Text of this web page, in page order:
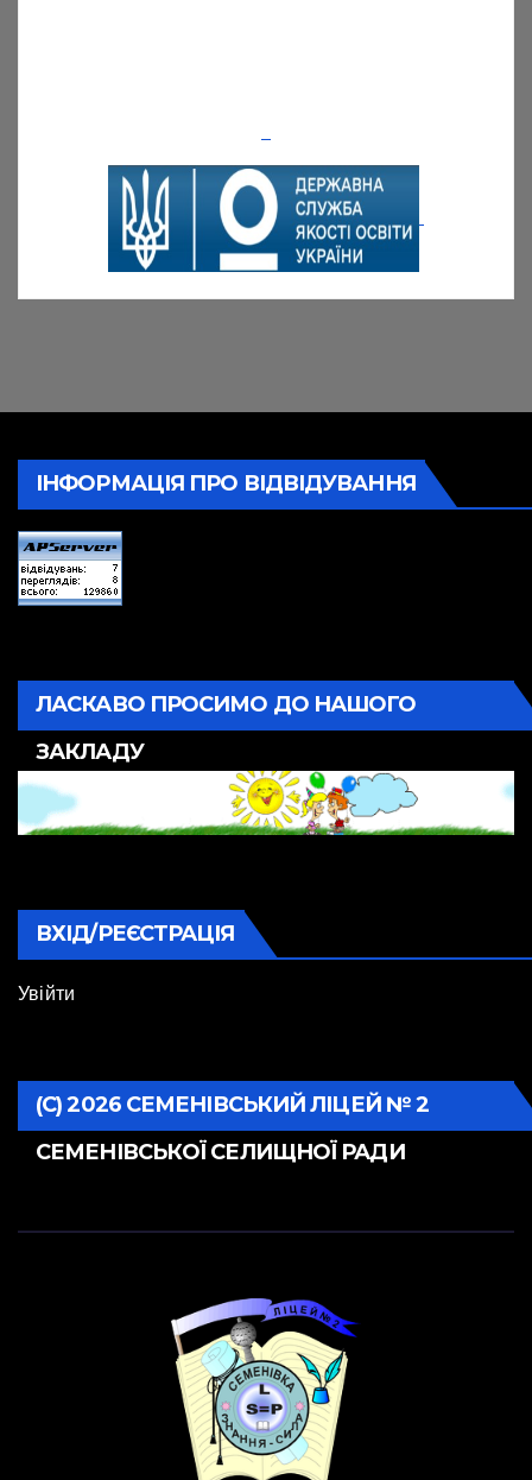
ІНФОРМАЦІЯ ПРО ВІДВІДУВАННЯ
ЛАСКАВО ПРОСИМО ДО НАШОГО
ЗАКЛАДУ
ВХІД/РЕЄСТРАЦІЯ
Увійти
(С) 2026 СЕМЕНІВСЬКИЙ ЛІЦЕЙ № 2
СЕМЕНІВСЬКОЇ СЕЛИЩНОЇ РАДИ